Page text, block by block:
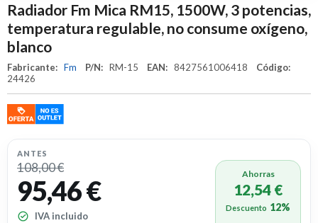
Radiador Fm Mica RM15, 1500W, 3 potencias,
temperatura regulable, no consume oxígeno,
blanco
Fabricante: Fm P/N: RM-15 EAN: 8427561006418 Código:
24426
ANTES
108,00 €
95,46 €
IVA incluido
Ahorras
12,54 €
Descuento 12%